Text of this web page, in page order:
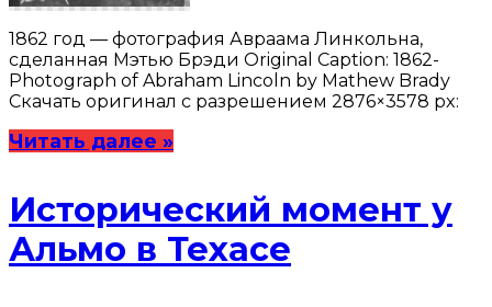
1862 год — фотография Авраама Линкольна,
сделанная Мэтью Брэди Original Caption: 1862-
Photograph of Abraham Lincoln by Mathew Brady
Скачать оригинал с разрешением 2876×3578 px:
Читать далее »
Исторический момент у
Альмо в Техасе